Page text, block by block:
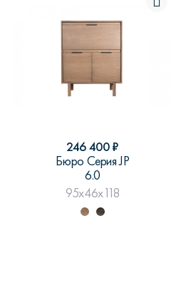
246 400₽
Бюро Серия JP
6.0
95x46x118